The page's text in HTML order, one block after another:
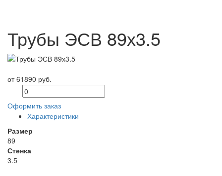
Трубы ЭСВ 89х3.5
от 61890 руб.
Оформить заказ
Характеристики
Размер
89
Стенка
3.5